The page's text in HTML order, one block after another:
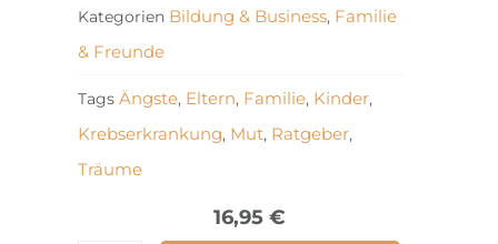
Kategorien Bildung & Business, Familie
& Freunde
Tags Ängste, Eltern, Familie, Kinder,
Krebserkrankung, Mut, Ratgeber,
Träume
16,95 €